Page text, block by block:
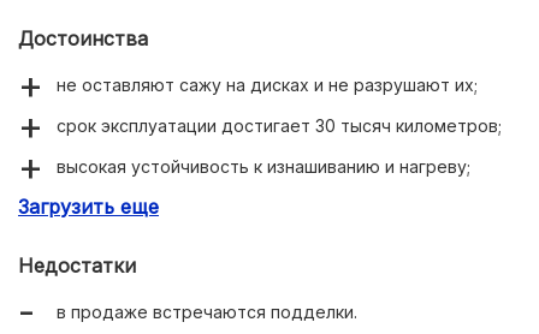
Достоинства
не оставляют сажу на дисках и не разрушают их;
срок эксплуатации достигает 30 тысяч километров;
высокая устойчивость к изнашиванию и нагреву;
практически бесшумное срабатывание тормозов.
Загрузить еще
Недостатки
в продаже встречаются подделки.